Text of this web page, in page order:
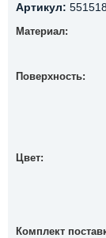
Артикул:
Материал:
Поверхность:
Цвет:
Комплект